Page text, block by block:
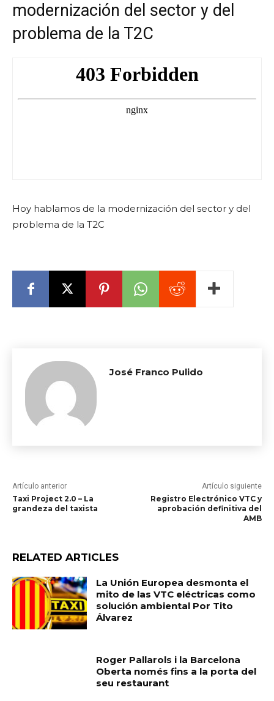
modernización del sector y del
problema de la T2C
Hoy hablamos de la modernización del sector y del
problema de la T2C
José Franco Pulido
Artículo anterior
Taxi Project 2.0 – La
grandeza del taxista
Artículo siguiente
Registro Electrónico VTC y
aprobación definitiva del
AMB
RELATED ARTICLES
La Unión Europea desmonta el
mito de las VTC eléctricas como
solución ambiental Por Tito
Álvarez
Roger Pallarols i la Barcelona
Oberta només fins a la porta del
seu restaurant